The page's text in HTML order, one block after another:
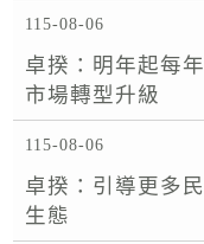
115-08-06
卓揆：明年起每
市場轉型升級
115-08-06
卓揆：引導更多
生態